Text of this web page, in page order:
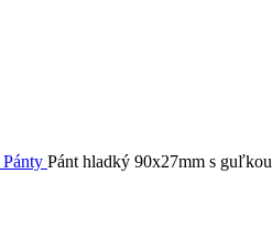
Pánty Pánt hladký 90x27mm s guľkou